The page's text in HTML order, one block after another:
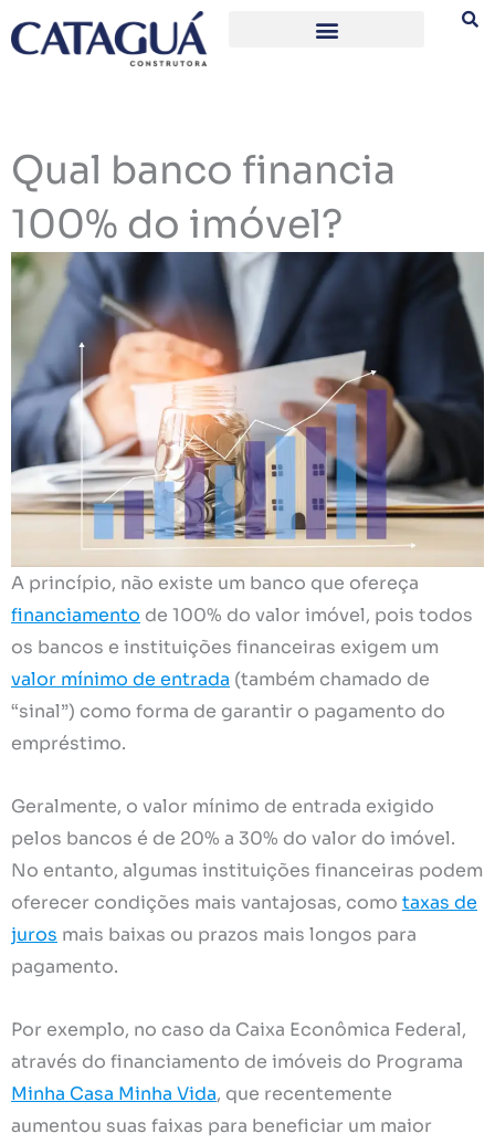
para
Qual banco financia
100% do imóvel?
A princípio, não existe um banco que ofereça
financiamento de 100% do valor imóvel, pois todos
os bancos e instituições financeiras exigem um
valor mínimo de entrada (também chamado de
“sinal”) como forma de garantir o pagamento do
empréstimo.
Geralmente, o valor mínimo de entrada exigido
pelos bancos é de 20% a 30% do valor do imóvel.
No entanto, algumas instituições financeiras podem
oferecer condições mais vantajosas, como taxas de
juros mais baixas ou prazos mais longos para
pagamento.
Por exemplo, no caso da Caixa Econômica Federal,
através do financiamento de imóveis do Programa
Minha Casa Minha Vida, que recentemente
aumentou suas faixas para beneficiar um maior